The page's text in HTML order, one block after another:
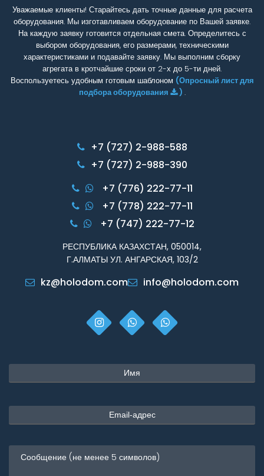
Уважаемые клиенты! Старайтесь дать точные данные для расчета
оборудования. Мы изготавливаем оборудование по Вашей заявке.
На каждую заявку готовится отдельная смета. Определитесь с
выбором оборудования, его размерами, техническими
характеристиками и подавайте заявку. Мы выполним сборку
агрегата в кротчайшие сроки от 2-х до 5-ти дней.
Воспользуетесь удобным готовым шаблоном (Опросный лист для
подбора оборудования
) .
+7 (727) 2-988-588
+7 (727) 2-988-390
+7 (776) 222-77-11
+7 (778) 222-77-11
+7 (747) 222-77-12
РЕСПУБЛИКА КАЗАХСТАН, 050014,
Г.АЛМАТЫ УЛ. АНГАРСКАЯ, 103/2
kz@holodom.com info@holodom.com